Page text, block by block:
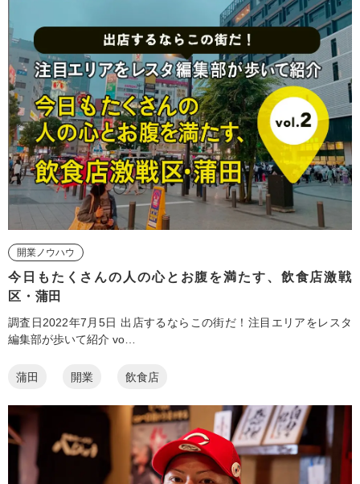
開業ノウハウ
今日もたくさんの人の心とお腹を満たす、飲食店激戦
区・蒲田
調査日2022年7月5日 出店するならこの街だ！注目エリアをレスタ
編集部が歩いて紹介 vo…
蒲田 開業 飲食店